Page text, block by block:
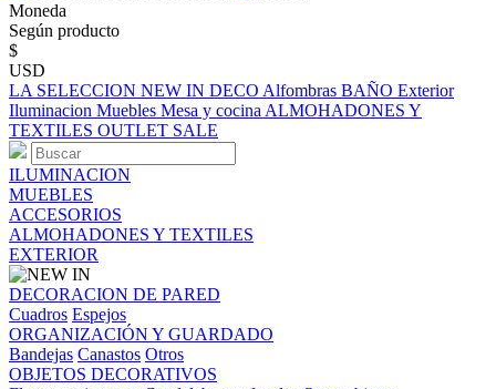
Moneda
Según producto
$
USD
LA SELECCION NEW IN DECO Alfombras BAÑO Exterior
Iluminacion Muebles Mesa y cocina ALMOHADONES Y
TEXTILES OUTLET SALE
ILUMINACION
MUEBLES
ACCESORIOS
ALMOHADONES Y TEXTILES
EXTERIOR
DECORACION DE PARED
Cuadros Espejos
ORGANIZACIÓN Y GUARDADO
Bandejas Canastos Otros
OBJETOS DECORATIVOS